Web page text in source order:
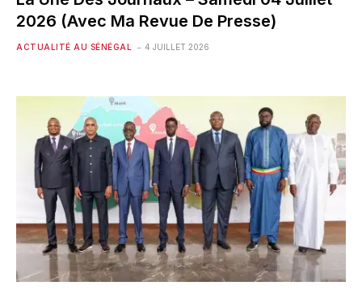
2026 (Avec Ma Revue De Presse)
ACTUALITÉ AU SÉNÉGAL 4 JUILLET 2026